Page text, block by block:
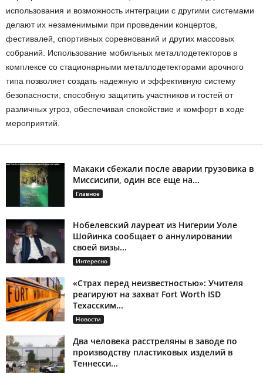
использования и возможность интеграции с другими системами
делают их незаменимыми при проведении концертов,
фестивалей, спортивных соревнований и других массовых
собраний. Использование мобильных металлодетекторов в
комплексе со стационарными металлодетекторами арочного
типа позволяет создать надежную и эффективную систему
безопасности, способную защитить участников и гостей от
различных угроз, обеспечивая спокойствие и комфорт в ходе
мероприятий.
Макаки сбежали после аварии грузовика в
Миссисипи, один все еще на...
Главное
Нобелевский лауреат из Нигерии Уоле
Шойинка сообщает о аннулировании
своей визы...
Интересно
«Страх перед неизвестностью»: Учителя
реагируют на захват Fort Worth ISD
Техасским...
Новости
Два человека расстреляны в заводе по
производству пластиковых изделий в
Теннесси...